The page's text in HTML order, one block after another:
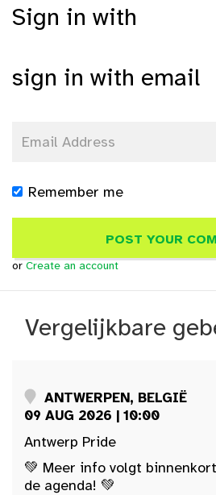
Sign in with
sign in with email
Remember me
or Create an account
Vergelijkbare
ANTWERPEN, BELGIË
09 AUG 2026 | 10:00
Antwerp Pride
💚 Meer info volgt
de agenda! 💚